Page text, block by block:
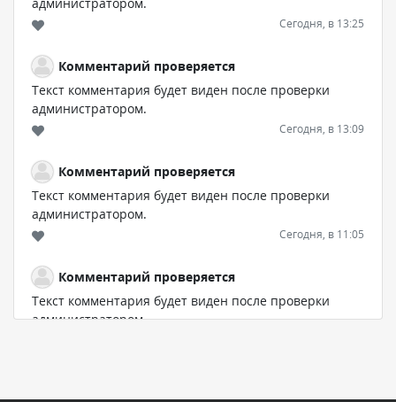
Сегодня, в 13:25
Комментарий проверяется
Текст комментария будет виден после проверки
администратором.
Сегодня, в 13:09
Комментарий проверяется
Текст комментария будет виден после проверки
администратором.
Сегодня, в 11:05
Комментарий проверяется
Текст комментария будет виден после проверки
администратором.